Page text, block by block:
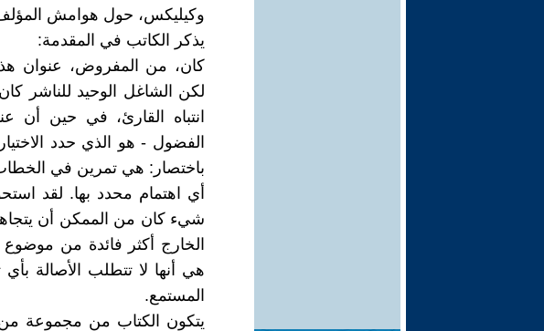
وكيليكس، حول هوامش
يذكر الكاتب في المقدمة:
كان، من المفروض، عنوان
لكن الشاغل الوحيد للناشر
الفضول - هو الذي حدد
باختصار: هي تمرين في
أي اهتمام محدد بها. لقد
شيء كان من الممكن أن
الخارج أكثر فائدة من
هي أنها لا تتطلب الأصالة
المستمع.
يتكون الكتاب من مجموعة من